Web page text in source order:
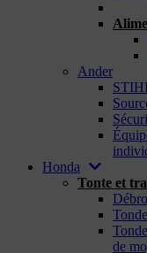
Ander
Honda
Tonte et
de